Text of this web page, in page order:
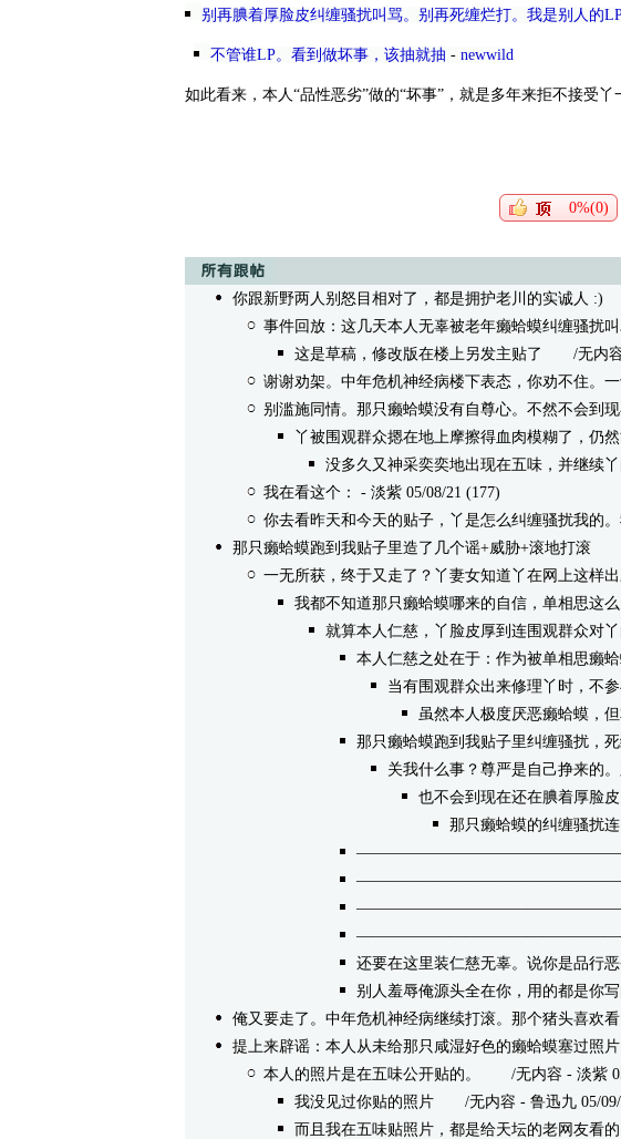
别再腆着厚脸皮纠缠骚扰叫骂。别再死缠烂打。我是别人的LP
不管谁LP。看到做坏事，该抽就抽 - newwild
如此看来，本人“品性恶劣”做的“坏事”，就是多年来拒不接受丫
0%(0)
你跟新野两人别怒目相对了，都是拥护老川的实诚人 :) /
事件回放：这几天本人无辜被老年癞蛤蟆纠缠骚扰
这是草稿，修改版在楼上另发主贴了 /无内容 -
谢谢劝架。中年危机神经病楼下表态，你劝不住。一
别滥施同情。那只癞蛤蟆没有自尊心。不然不会到
丫被围观群众摁在地上摩擦得血肉模糊了，仍
没多久又神采奕奕地出现在五味，并继续
我在看这个：
- 淡紫 05/08/21 (177)
你去看昨天和今天的贴子，丫是怎么纠缠骚扰我的
那只癞蛤蟆跑到我贴子里造了几个谣+威胁+滚地打滚/无
一无所获，终于又走了？丫妻女知道丫在网上这样出
我都不知道那只癞蛤蟆哪来的自信，单相思这
就算本人仁慈，丫脸皮厚到连围观群众对
本人仁慈之处在于：作为被单相思癞
当有围观群众出来修理丫时，不
虽然本人极度厌恶癞蛤蟆，
那只癞蛤蟆跑到我贴子里纠缠骚扰，
关我什么事？尊严是自己挣来的
也不会到现在还在腆着厚脸
那只癞蛤蟆的纠缠骚扰
还要在这里装仁慈无辜。说你是品行
别人羞辱俺源头全在你，用的都是你
俺又要走了。中年危机神经病继续打滚。那个猪头喜欢
提上来辟谣：本人从未给那只咸湿好色的癞蛤蟆塞过照片
本人的照片是在五味公开贴的。
/无内容 - 淡紫
我没见过你贴的照片/无内容 - 鲁迅九 05/09/
而且我在五味贴照片，都是给天坛的老网友看